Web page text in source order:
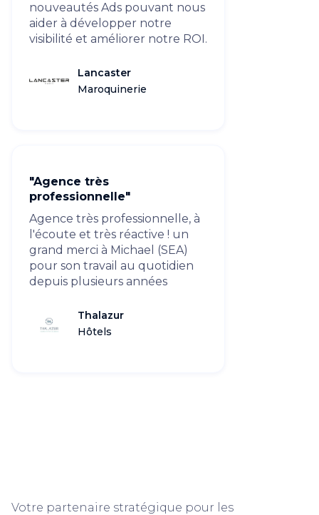
nouveautés Ads pouvant nous
aider à développer notre
visibilité et améliorer notre ROI.
Lancaster
Maroquinerie
"Agence très
professionnelle"
Agence très professionnelle, à
l'écoute et très réactive ! un
grand merci à Michael (SEA)
pour son travail au quotidien
depuis plusieurs années
Thalazur
Hôtels
Votre partenaire stratégique pour les